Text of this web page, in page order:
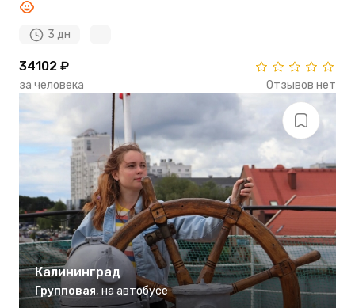
3 дн
34102 ₽
за человека Отзывов нет
Калининград
Групповая, на автобусе